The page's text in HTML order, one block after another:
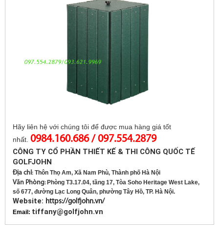
Hãy liên hệ với chúng tôi để được mua hàng giá tốt
nhất. 0984.160.686 / 097.554.2879
CÔNG TY CỔ PHẦN THIẾT KẾ & THI CÔNG QUỐC TẾ
GOLFJOHN
Địa chỉ: Thôn Thọ Am, Xã Nam Phù, Thành phố Hà Nội
Văn Phòng:Phòng T3.17.04, tầng 17, Tòa Soho Heritage West Lake,
số 677, đường Lạc Long Quân, phường Tây Hồ, TP. Hà Nội.
Website: https://golfjohn.vn/
Email: tiffany@golfjohn.vn